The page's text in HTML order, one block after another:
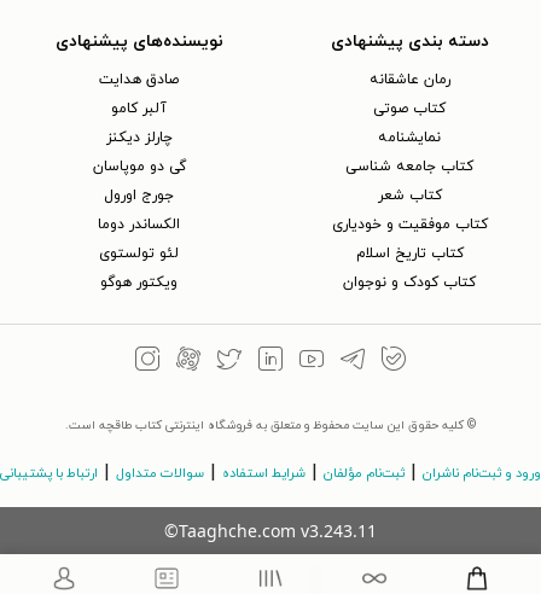
دسته بندی پیشنهادی
رمان عاشقانه
کتاب‌ صوتی
نمایشنامه
کتاب جامعه شناسی
کتاب شعر
کتاب موفقیت و خودیاری
کتاب تاریخ اسلام
کتاب کودک و نوجوان
نویسنده‌های پیشنهادی
صادق هدایت
آلبر کامو
چارلز دیکنز
گی دو موپاسان
جورج اورول
الکساندر دوما
لئو تولستوی
ویکتور هوگو
© کلیه حقوق این سایت محفوظ و متعلق به فروشگاه اینترنتی کتاب طاقچه است.
ورود و ثبت‌نام ناشران ثبت‌نام مؤلفان شرایط استفاده سوالات متداول ارتباط با پشتیبانی
©Taaghche.com v3.243.11